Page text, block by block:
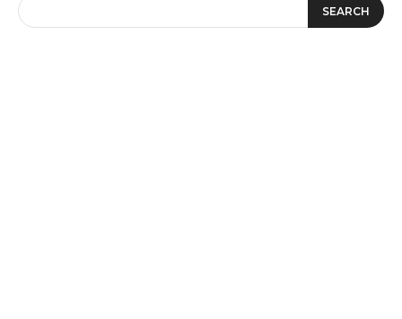
SEARCH